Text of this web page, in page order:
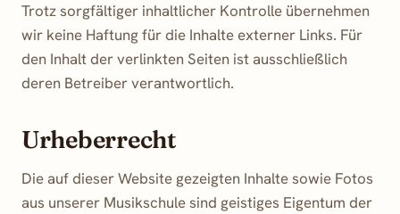
Trotz sorgfältiger inhaltlicher Kontrolle übernehmen
wir keine Haftung für die Inhalte externer Links. Für
den Inhalt der verlinkten Seiten ist ausschließlich
deren Betreiber verantwortlich.
Urheberrecht
Die auf dieser Website gezeigten Inhalte sowie Fotos
aus unserer Musikschule sind geistiges Eigentum der